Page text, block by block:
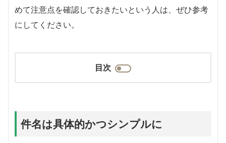
めて注意点を確認しておきたいという人は、ぜひ参考
にしてください。
目次
件名は具体的かつシンプルに